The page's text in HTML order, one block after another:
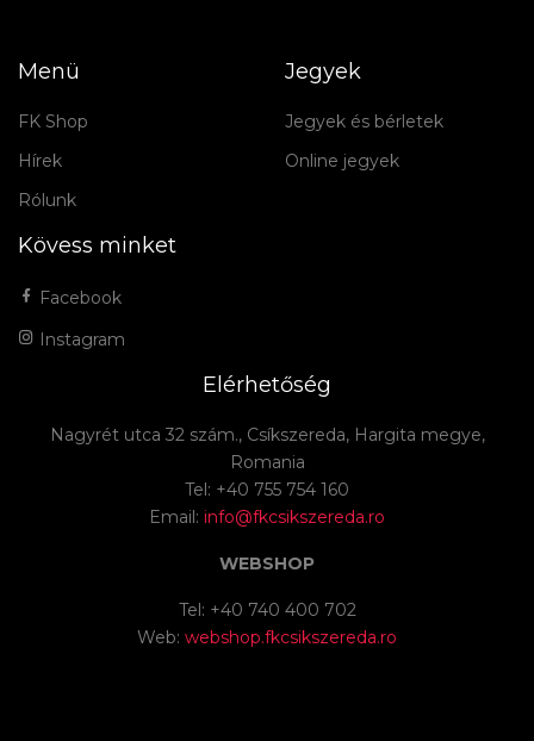
Menü
FK Shop
Hírek
Rólunk
Jegyek
Jegyek és bérletek
Online jegyek
Kövess minket
Facebook
Instagram
Elérhetőség
Nagyrét utca 32 szám., Csíkszereda, Hargita megye,
Romania
Tel: +40 755 754 160
Email: info@fkcsikszereda.ro
WEBSHOP
Tel: +40 740 400 702
Web: webshop.fkcsikszereda.ro